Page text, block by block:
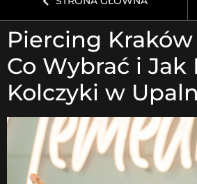
Piercing Kraków
Co Wybrać i Jak
Kolczyki w